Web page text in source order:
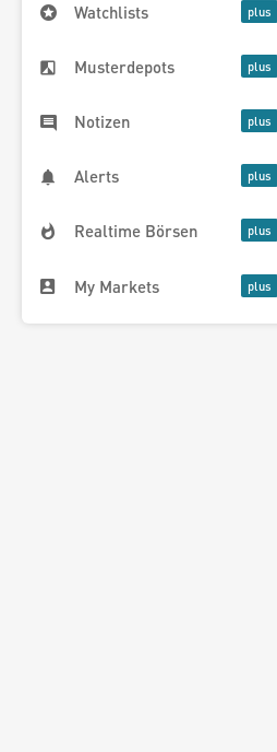
Watchlists
Musterdepots
Notizen
Alerts
Realtime Börsen
My Markets